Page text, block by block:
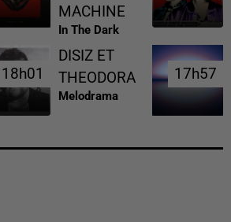
MACHINE
In The Dark
18h01
18h01
DISIZ ET
THEODORA
Melodrama
17h57
17h57